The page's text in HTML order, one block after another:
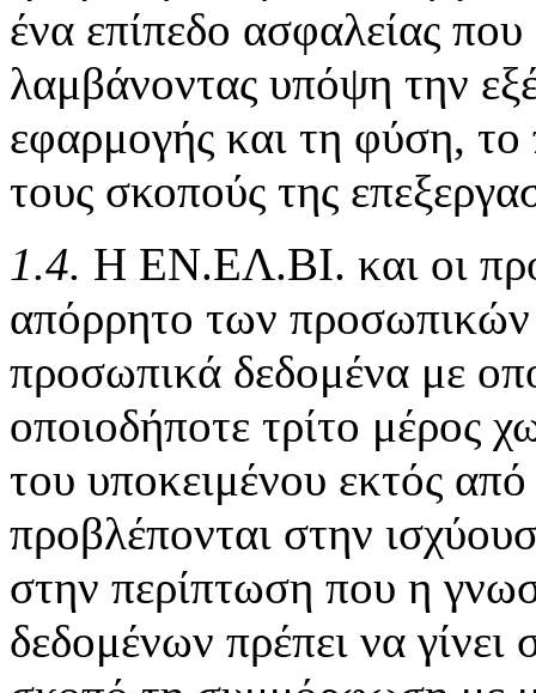
ένα επίπεδο ασφαλείας
λαμβάνοντας υπόψη την
εφαρμογής και τη φύση, το
τους σκοπούς της
1.4. Η ΕΝ.ΕΛ.ΒΙ. και οι
απόρρητο των προσωπικών
προσωπικά δεδομένα με
οποιοδήποτε τρίτο μέρος
του υποκειμένου εκτός
προβλέπονται στην
στην περίπτωση που η
δεδομένων πρέπει να